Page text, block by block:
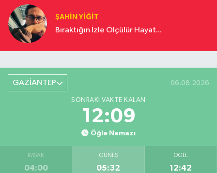
ŞAHIN YIĞIT
Bıraktığın İzle Ölçülür Hayat...
GAZİANTEP 06.08.2026
SONRAKI VAKTE KALAN
12:08
Öğle Namazı
İMSAK
04:00
GÜNEŞ
05:32
ÖĞLE
12:42